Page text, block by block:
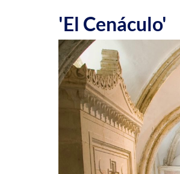
'El Cenáculo'